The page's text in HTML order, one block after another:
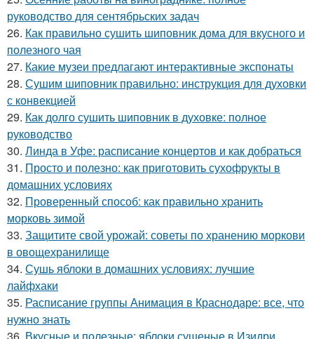
руководство для сентябрьских задач
26. Как правильно сушить шиповник дома для вкусного и
полезного чая
27. Какие музеи предлагают интерактивные экспонаты
28. Сушим шиповник правильно: инструкция для духовки
с конвекцией
29. Как долго сушить шиповник в духовке: полное
руководство
30. Линда в Уфе: расписание концертов и как добраться
31. Просто и полезно: как приготовить сухофрукты в
домашних условиях
32. Проверенный способ: как правильно хранить
морковь зимой
33. Защитите свой урожай: советы по хранению моркови
в овощехранилище
34. Сушь яблоки в домашних условиях: лучшие
лайфхаки
35. Расписание группы Анимация в Краснодаре: все, что
нужно знать